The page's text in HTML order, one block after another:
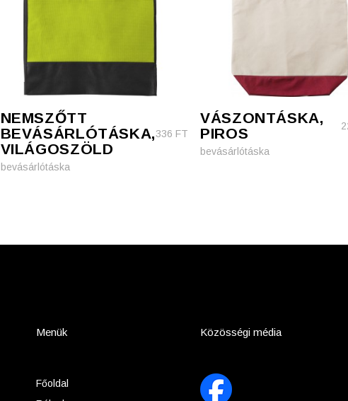
NEMSZŐTT
BEVÁSÁRLÓTÁSKA,
VILÁGOSZÖLD
336 FT
bevásárlótáska
VÁSZONTÁSKA,
PIROS
bevásárlótáska
Menük
Főoldal
Közösségi média